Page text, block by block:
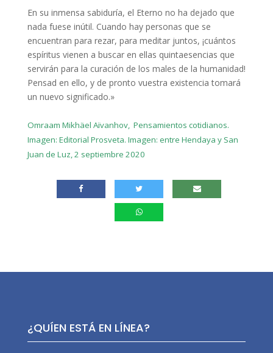
En su inmensa sabiduría, el Eterno no ha dejado que
nada fuese inútil. Cuando hay personas que se
encuentran para rezar, para meditar juntos, ¡cuántos
espíritus vienen a buscar en ellas quintaesencias que
servirán para la curación de los males de la humanidad!
Pensad en ello, y de pronto vuestra existencia tomará
un nuevo significado.»
Omraam Mikhäel Aïvanhov, Pensamientos cotidianos.
Imagen: Editorial Prosveta. Imagen: entre Hendaya y San
Juan de Luz, 2 septiembre 2020
¿QUÍEN ESTÁ EN LÍNEA?